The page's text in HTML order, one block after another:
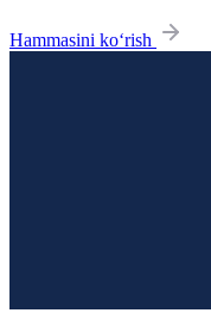
Hammasini ko‘rish